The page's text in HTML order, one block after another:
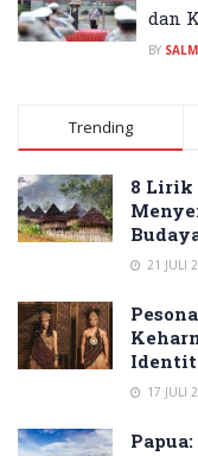
dan
BY
Trending
8 Lirik
21 JULI
17 JULI